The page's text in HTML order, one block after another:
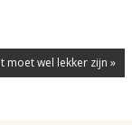
moet wel lekker zijn »